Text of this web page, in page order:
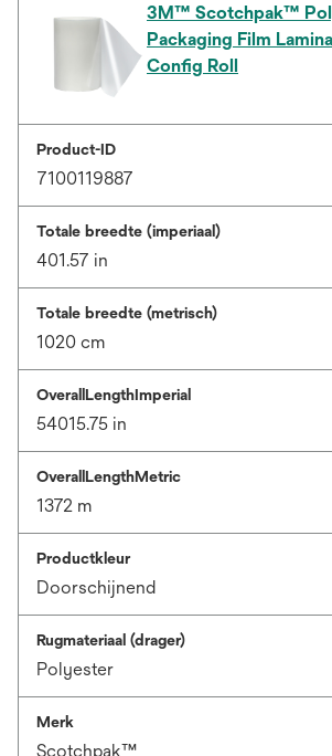
3M™ Scotchpak™
Packaging Film
Config Roll
Product-ID
7100119887
Totale breedte (imperiaal)
401.57 in
Totale breedte (metrisch)
1020 cm
OverallLengthImperial
54015.75 in
OverallLengthMetric
1372 m
Productkleur
Doorschijnend
Rugmateriaal (drager)
Polyester
Merk
Scotchpak™